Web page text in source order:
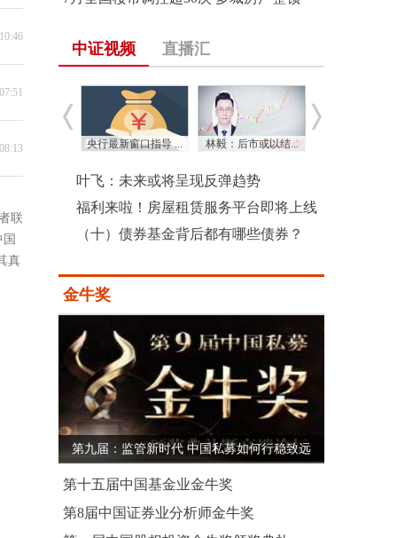
联
真
中证视频 直播汇
”后P2P优... 央行最新窗口指导 ... 林毅：后市或以结...
叶飞：未来或将呈现反弹趋势
福利来啦！房屋租赁服务平台即将上线
（十）债券基金背后都有哪些债券？
金牛奖
第九届：监管新时代 中国私募如何行稳致远
第十五届中国基金业金牛奖
第8届中国证券业分析师金牛奖